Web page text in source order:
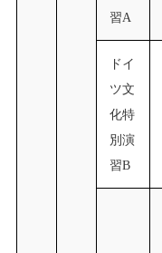
習A
ドイ
ツ文
化特
別演
習B